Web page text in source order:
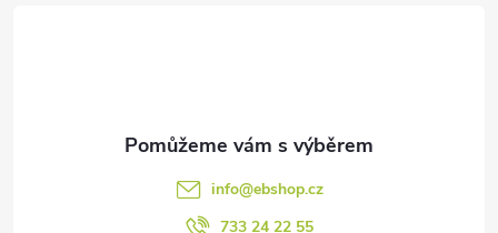
info@ebshop.cz
733 24 22 55